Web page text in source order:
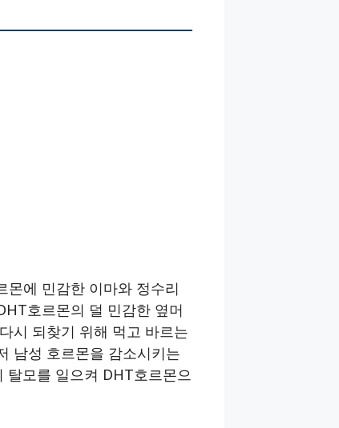
몬에 민감한 이마와 정수리
호르몬의 덜 민감한 옆머
시 되찾기 위해 먹고 바르는
남성 호르몬을 감소시키는
탈모를 일으켜 DHT호르몬으